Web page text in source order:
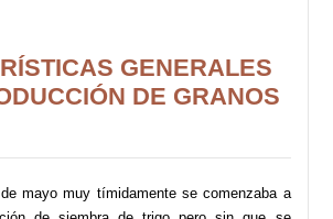
GENERALES
DE GRANOS
mayo muy tímidamente se comenzaba a